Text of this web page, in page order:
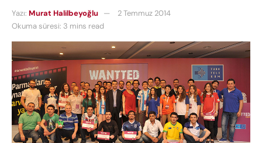
Yazı: Murat Halilbeyoğlu
2 Temmuz 2014
Okuma süresi: 3 mins read